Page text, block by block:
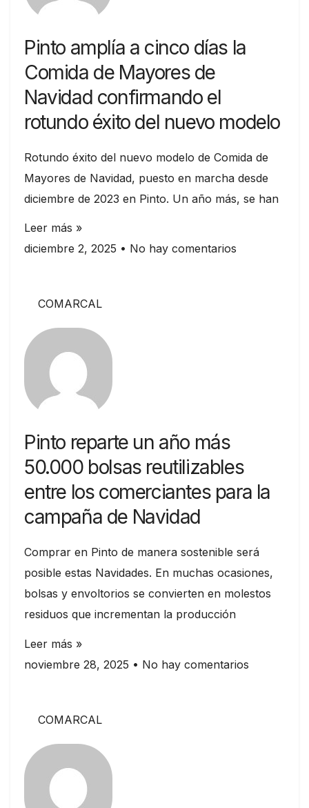
Pinto amplía a cinco días la
Comida de Mayores de
Navidad confirmando el
rotundo éxito del nuevo modelo
Rotundo éxito del nuevo modelo de Comida de
Mayores de Navidad, puesto en marcha desde
diciembre de 2023 en Pinto. Un año más, se han
Leer más »
diciembre 2, 2025
No hay comentarios
COMARCAL
Pinto reparte un año más
50.000 bolsas reutilizables
entre los comerciantes para la
campaña de Navidad
Comprar en Pinto de manera sostenible será
posible estas Navidades. En muchas ocasiones,
bolsas y envoltorios se convierten en molestos
residuos que incrementan la producción
Leer más »
noviembre 28, 2025
No hay comentarios
COMARCAL